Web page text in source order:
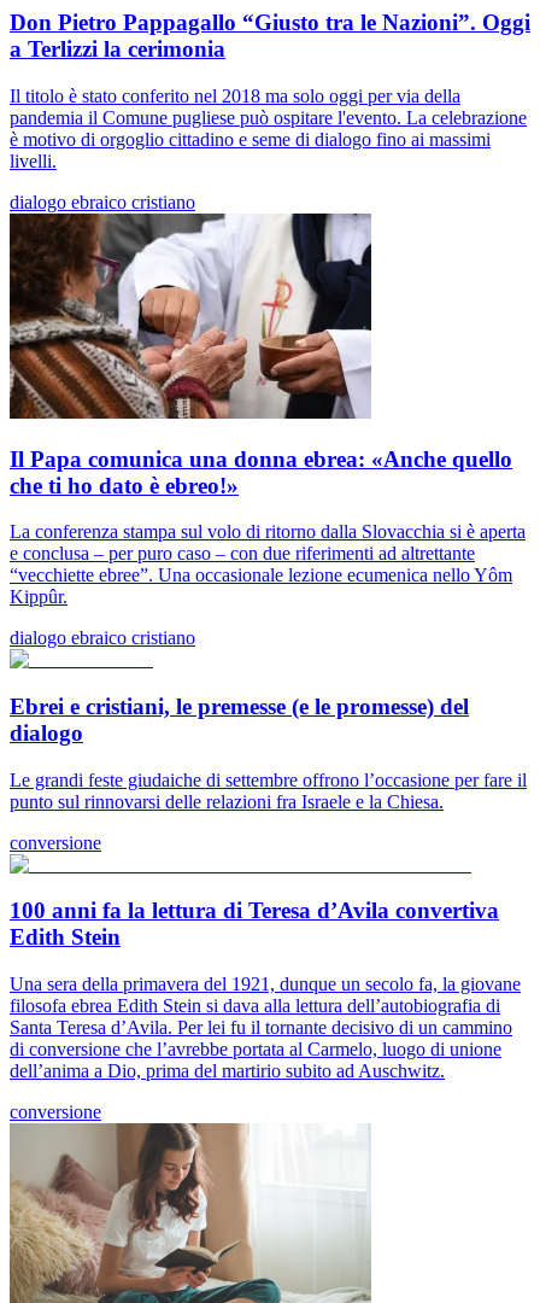
Don Pietro Pappagallo “Giusto tra le Nazioni”. Oggi
a Terlizzi la cerimonia
Il titolo è stato conferito nel 2018 ma solo oggi per via della
pandemia il Comune pugliese può ospitare l'evento. La celebrazione
è motivo di orgoglio cittadino e seme di dialogo fino ai massimi
livelli.
dialogo ebraico cristiano
Il Papa comunica una donna ebrea: «Anche quello
che ti ho dato è ebreo!»
La conferenza stampa sul volo di ritorno dalla Slovacchia si è aperta
e conclusa – per puro caso – con due riferimenti ad altrettante
“vecchiette ebree”. Una occasionale lezione ecumenica nello Yôm
Kippûr.
dialogo ebraico cristiano
Ebrei e cristiani, le premesse (e le promesse) del
dialogo
Le grandi feste giudaiche di settembre offrono l’occasione per fare il
punto sul rinnovarsi delle relazioni fra Israele e la Chiesa.
conversione
100 anni fa la lettura di Teresa d’Avila convertiva
Edith Stein
Una sera della primavera del 1921, dunque un secolo fa, la giovane
filosofa ebrea Edith Stein si dava alla lettura dell’autobiografia di
Santa Teresa d’Avila. Per lei fu il tornante decisivo di un cammino
di conversione che l’avrebbe portata al Carmelo, luogo di unione
dell’anima a Dio, prima del martirio subito ad Auschwitz.
conversione